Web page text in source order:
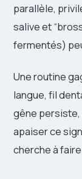
parallèle,
salive et
fermentés)
Une routine
langue, fil
gêne persiste,
apaiser ce
cherche à faire